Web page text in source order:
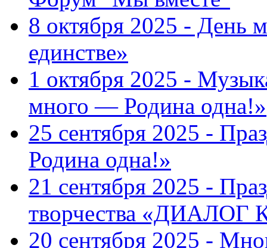
8 октября 2025 - День
единстве»
1 октября 2025 -
много — Родина одна!»
25 сентября 2025 -
Родина одна!»
21 сентября 2025 -
творчества «ДИАЛОГ
20 сентября 2025 -